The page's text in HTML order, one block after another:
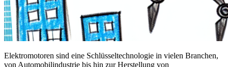
Elektromotoren sind eine Schlüsseltechnologie in vielen Branchen,
von Automobilindustrie bis hin zur Herstellung von